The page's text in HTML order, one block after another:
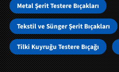
Metal Şerit Testere Bıçakları
Tekstil ve Sünger Şerit Bıçakları
Tilki Kuyruğu Testere Bıçağı